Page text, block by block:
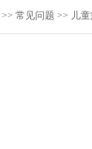
>> 常见问题 >> 儿